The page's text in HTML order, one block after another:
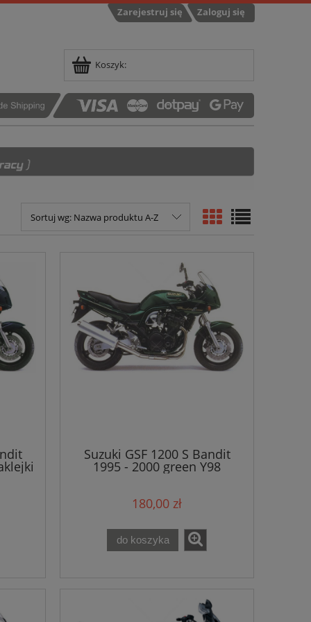
Zarejestruj się Zaloguj się
Koszyk:
Sortuj wg: Nazwa produktu A-Z
Suzuki GSF 1200 S Bandit
1995 - 2000 green Y98
naklejki
180,00 zł
do koszyka